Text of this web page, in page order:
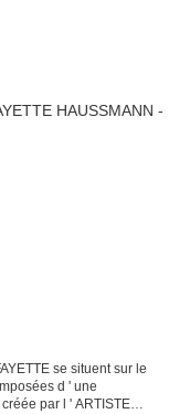
se situent sur le
d ' une
par l ' ARTISTE